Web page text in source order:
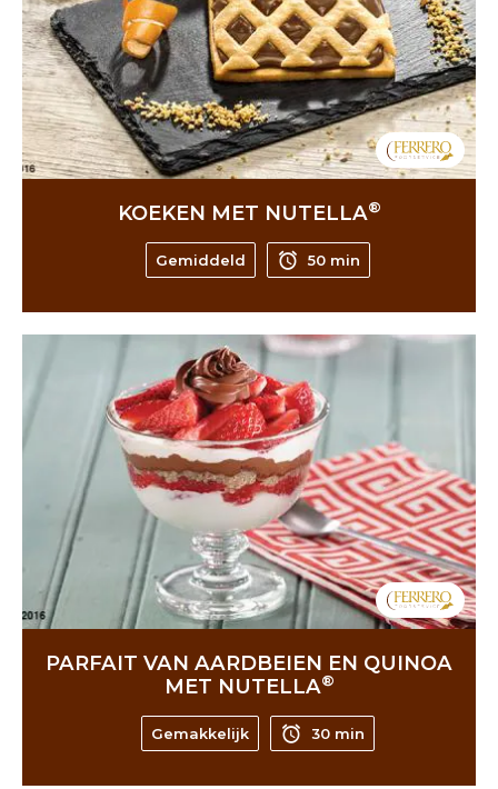
KOEKEN MET NUTELLA®
Gemiddeld 50 min
PARFAIT VAN AARDBEIEN EN QUINOA
MET NUTELLA®
Gemakkelijk 30 min